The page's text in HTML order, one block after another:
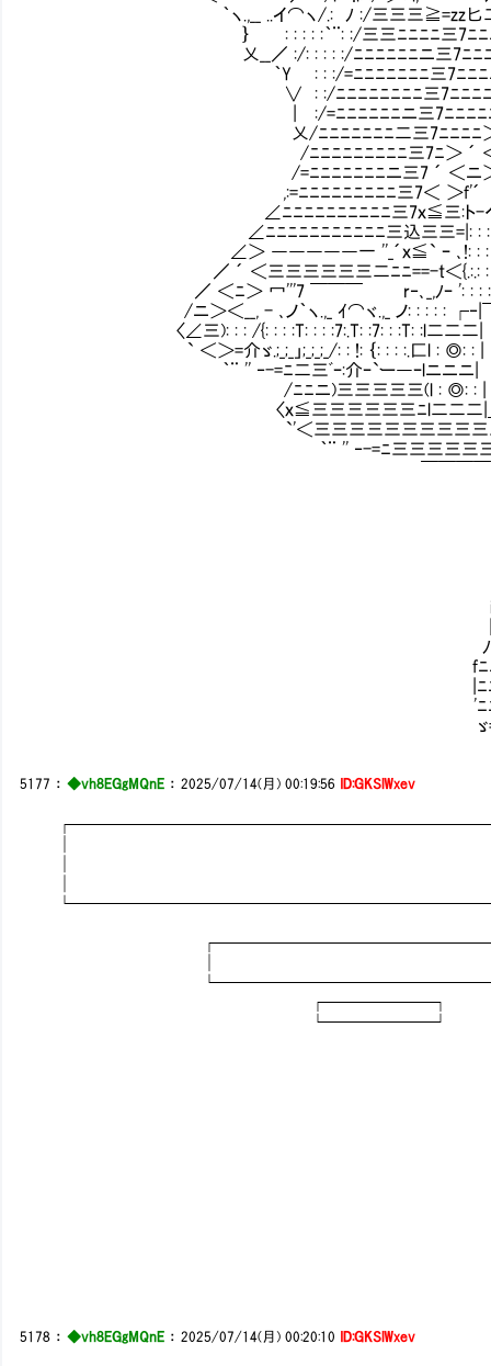
｀ヽ.,__ ..イ⌒ヽ/.: ﾉ :/三三三≧=zz匕二ﾆ
｝ : : : : :｀¨: :/三三ﾆﾆﾆﾆ三7ﾆﾆﾆﾆﾆﾆﾆﾆﾆﾆ
乂__／ :/: : : : :/ﾆﾆﾆﾆﾆﾆニ三7ﾆﾆﾆﾆﾆﾆﾆﾆﾆﾆ
｀Y : : :/=ﾆﾆﾆﾆﾆﾆﾆ三7ﾆﾆﾆﾆﾆﾆﾆﾆﾆﾆﾆﾆﾆﾆﾆﾆ
∨ : :/ﾆﾆﾆﾆﾆﾆﾆﾆ三7ﾆﾆﾆﾆﾆﾆﾆﾆﾆﾆﾆﾆﾆﾆﾆﾆﾆﾆﾆ
| :/=ﾆﾆﾆﾆﾆﾆニ三7ﾆﾆﾆﾆﾆﾆﾆﾆ＞ ―――- ＜=ﾆﾆ
乂/ﾆﾆﾆﾆﾆﾆﾆ二三7ﾆﾆﾆﾆ＞ ,.´rt≦三三三三
/ﾆﾆﾆﾆﾆﾆﾆﾆﾆ三7ﾆ＞ ´ ＜ニ＞.:´: : : : : : :.｀:.'
/=ﾆﾆﾆﾆﾆﾆﾆニ三7 ´ ＜ニ＞.:´: : : : : : : : : : : : : :
,:=ﾆﾆﾆﾆﾆﾆﾆﾆﾆ三7＜ ＞f'´ /` ､＿_＿: : : : : : : : :
∠ﾆﾆﾆﾆﾆﾆﾆﾆﾆﾆ三7ｘ≦三:ト-へ.ｨ / ￣}`ｰ┬:.､: : :
∠ﾆﾆﾆﾆﾆﾆﾆﾆﾆﾆﾆ三込三三=|: : : |:::ゝイ⌒:.ｰ-へ.,__r‐
∠＞ ―――――一 ''_´ｘ≦` ｰ ､!: : :
／ ´ ＜三三三三三三二ﾆﾆ==-t＜{.:.: :
／ ＜ﾆ＞ 冖'''7 ￣￣￣ r‐､_,ﾉｰ ': : : :
/ニ＞＜__, - ､ノ｀ヽ.,_ ｲ⌒ヾ.,_ ノ: : : : : ┌‐|￣|'' ¨ ￣￣
〈∠三): : : /{: : : :T: : : :7:.T: :7: : :T: :l二二二| |,,. -
` ＜＞=介ゞ.;_;_」;_;_;_/: : !: ｛: : : :.匚l : ◎: : |
｀¨ '' ‐-=ﾆ二三ﾞｰ:介ｰ`ー―ｰlニニニ|
/ﾆﾆニ)三三三三三(l : ◎: : | |'' ¨￣￣￣¨'''l三ゝｲ
〈ｘ≦三三三三三三ﾆl二二二|＿l ,. -―‐- .,,l三
`'＜三三三三三三三三三三三|::::::::::::::::::::::::::ｌ
｀¨ '' ‐-=ﾆ三三三三三三ﾆ|:::::::::::::::::::::::::ｌ三三
￣￣￣￣
i l ｘ＜ 三 ＞ｘ
ﾉ＞=ﾆ二三二ﾆ=＜
fﾆﾆﾆﾆﾆﾆﾆﾆﾆﾆﾆﾆﾆY
|ﾆﾆﾆﾆﾆﾆﾆﾆﾆﾆﾆﾆニ|
'ﾆﾆﾆﾆﾆﾆﾆﾆﾆﾆﾆﾆﾆ7
ゞ=ﾆﾆﾆﾆﾆﾆﾆﾆニ=ｲ
5177 ：◆vh8EGgMQnE ：2025/07/14(月) 00:19:56 ID:GKSlWxev
┌──────┐
└──────┘
5178 ：◆vh8EGgMQnE ：2025/07/14(月) 00:20:10 ID:GKSlWxev